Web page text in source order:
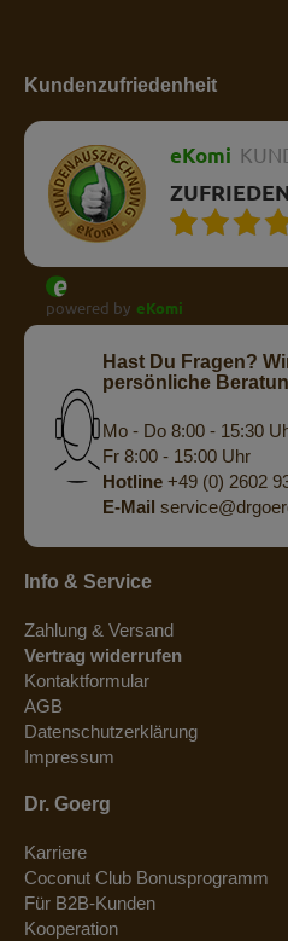
Kundenzufriedenheit
eKomi
powered by eKomi
Hast Du Fragen?
persönliche
Mo - Do 8:00 - 15:30
Fr 8:00 - 15:00 Uhr
Hotline +49 (0) 2602
E-Mail
Info & Service
Zahlung & Versand
Vertrag widerrufen
Kontaktformular
AGB
Datenschutzerklärung
Impressum
Dr. Goerg
Karriere
Coconut Club Bonusprogramm
Für B2B-Kunden
Kooperation